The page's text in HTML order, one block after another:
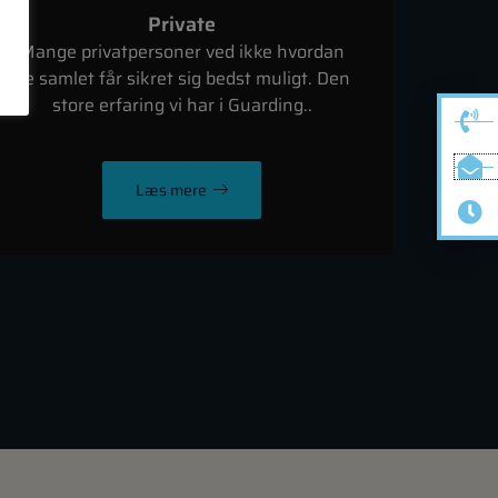
Private
Mange privatpersoner ved ikke hvordan
de samlet får sikret sig bedst muligt. Den
store erfaring vi har i Guarding..
Læs mere